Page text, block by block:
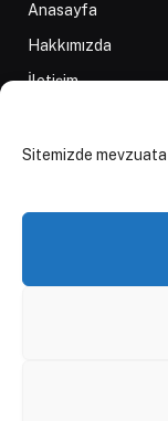
Sitemizde
Anasayfa
Hakkımızda
İletişim
D84 Yayınları